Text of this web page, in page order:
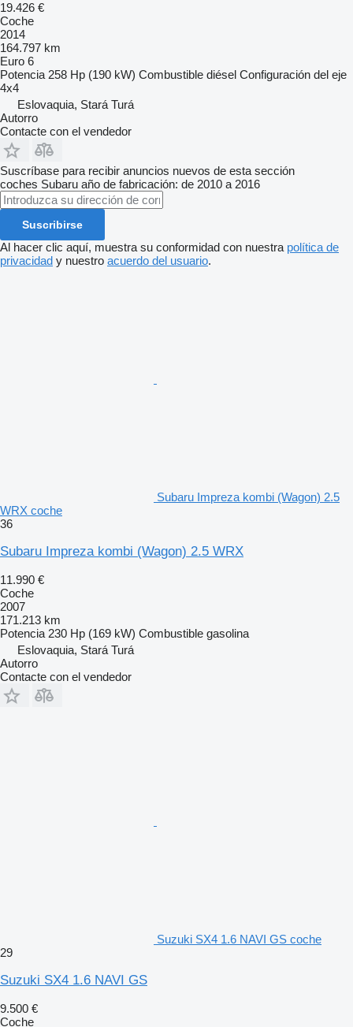
19.426 €
Coche
2014
164.797 km
Euro 6
Potencia 258 Hp (190 kW) Combustible diésel Configuración del eje
4x4
Eslovaquia, Stará Turá
Autorro
Contacte con el vendedor
Suscríbase para recibir anuncios nuevos de esta sección
coches Subaru año de fabricación: de 2010 a 2016
Suscribirse
Al hacer clic aquí, muestra su conformidad con nuestra política de
privacidad y nuestro acuerdo del usuario.
Subaru Impreza kombi (Wagon) 2.5
WRX coche
36
Subaru Impreza kombi (Wagon) 2.5 WRX
11.990 €
Coche
2007
171.213 km
Potencia 230 Hp (169 kW) Combustible gasolina
Eslovaquia, Stará Turá
Autorro
Contacte con el vendedor
Suzuki SX4 1.6 NAVI GS coche
29
Suzuki SX4 1.6 NAVI GS
9.500 €
Coche